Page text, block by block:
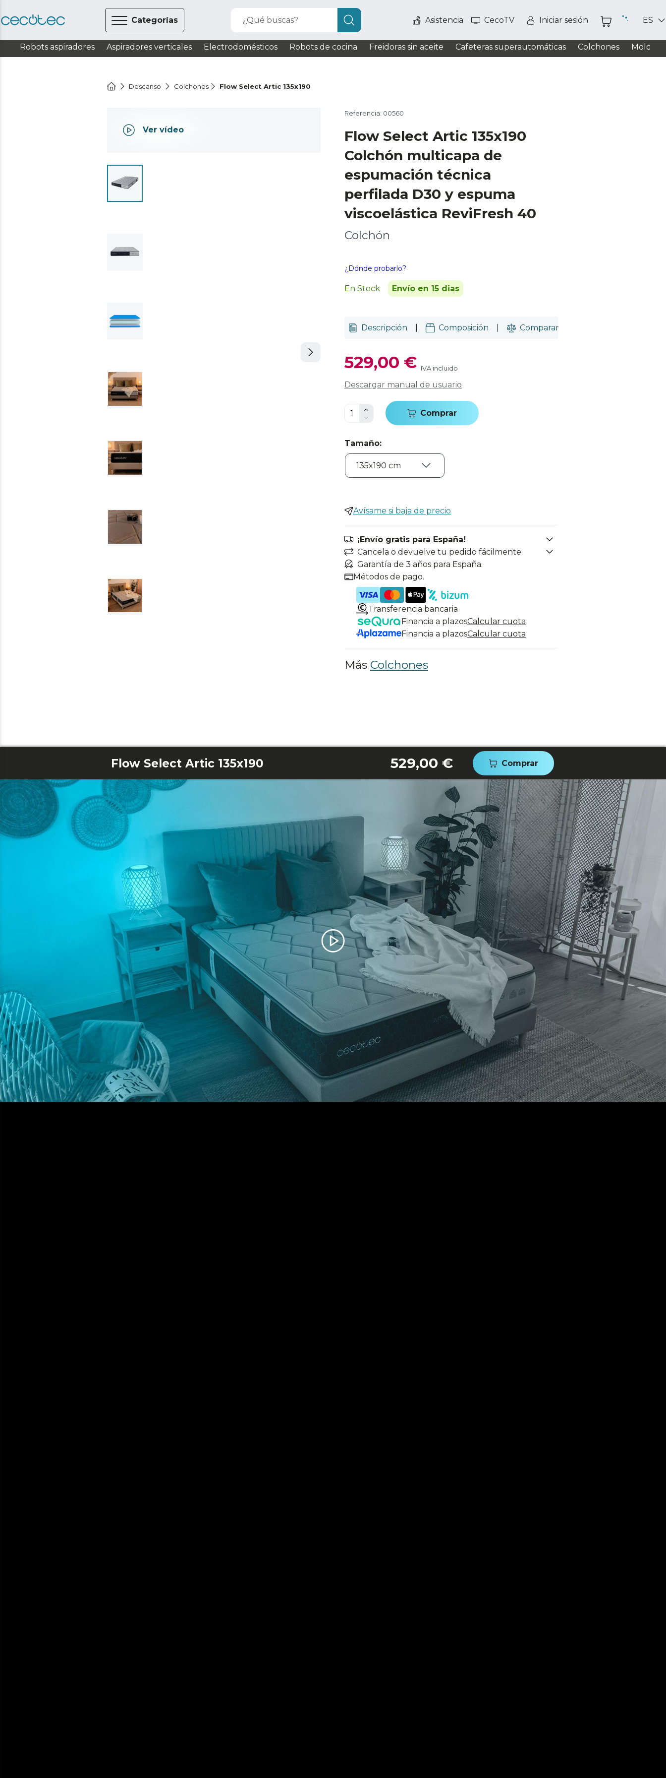
Categorías ¿Qué buscas? Asistencia CecoTV Iniciar sesión ES
Robots aspiradores Aspiradores verticales Electrodomésticos Robots de cocina Freidoras sin aceite Cafeteras superautomáticas Colchones
Descanso Colchones Flow Select Artic 135x190
Ver vídeo
Referencia: 00560
Flow Select Artic 135x190
Colchón multicapa de
espumación técnica
perfilada D30 y espuma
viscoelástica ReviFresh 40
Colchón
¿Dónde probarlo?
En Stock Envío en 15 dias
Descripción Composición Comparar
529,00 € IVA incluido
Descargar manual de usuario
Comprar
Tamaño:
Avísame si baja de precio
¡Envío gratis para España!
Cancela o devuelve tu pedido fácilmente.
Garantía de 3 años para España.
Métodos de pago.
Transferencia bancaria
Financia a plazosCalcular cuota
Financia a plazosCalcular cuota
Más Colchones
Flow Select Artic 135x190 529,00 € Comprar